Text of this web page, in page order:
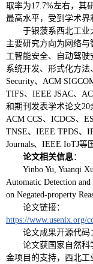
取率为17.7%左右，其
最高水平，受到学术界
于银菠系西北工业
主要研究方向为网络
工智能安全、自动驾
系统开发、形式化方
Security、ACM
TIFS、IEEE JSAC、
和期刊发表学术论文20
ACM CCS、ICDCS、
TNSE、IEEE TPDS、
Journals、IEEE IoTJ等
论文相关信息 ：
Yinbo Yu, Yuanqi
Automatic Detection
on Negated-property
论文链接：
https://www.usenix.org/
论文成果开源代码
论文获国家自然科
金项目的支持，西北